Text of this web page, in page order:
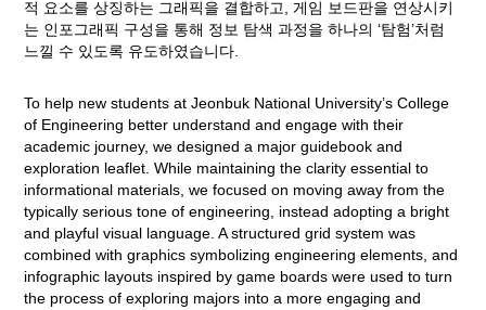
적 요소를 상징하는 그래픽을 결합하고, 게임 보드판을 연상시키
는 인포그래픽 구성을 통해 정보 탐색 과정을 하나의 ‘탐험’처럼
느낄 수 있도록 유도하였습니다.
To help new students at Jeonbuk National University’s College
of Engineering better understand and engage with their
academic journey, we designed a major guidebook and
exploration leaflet. While maintaining the clarity essential to
informational materials, we focused on moving away from the
typically serious tone of engineering, instead adopting a bright
and playful visual language. A structured grid system was
combined with graphics symbolizing engineering elements, and
infographic layouts inspired by game boards were used to turn
the process of exploring majors into a more engaging and